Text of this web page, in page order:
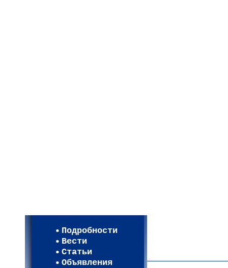
Подробности
Вести
Статьи
Объявления